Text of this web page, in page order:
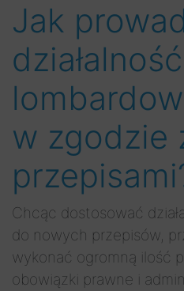
Jak
działalność
w zgodzie
Chcąc dostosować
do nowych przepisów,
wykonać ogromną ilość
obowiązki prawne i